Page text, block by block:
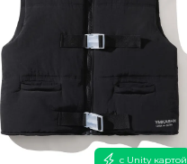
с Unity картой